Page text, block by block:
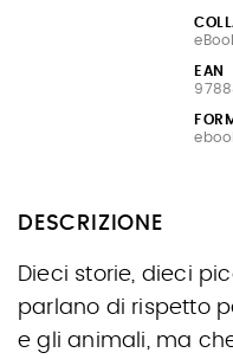
EAN
DESCRIZIONE
Dieci storie, dieci
parlano di rispetto
e gli animali, ma